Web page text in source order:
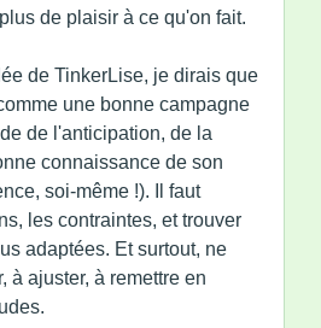
de plaisir à ce qu'on fait.
de TinkerLise, je dirais que
une bonne campagne
de l'anticipation, de la
connaissance de son
soi-même !). Il faut
les contraintes, et trouver
adaptées. Et surtout, ne
à ajuster, à remettre en